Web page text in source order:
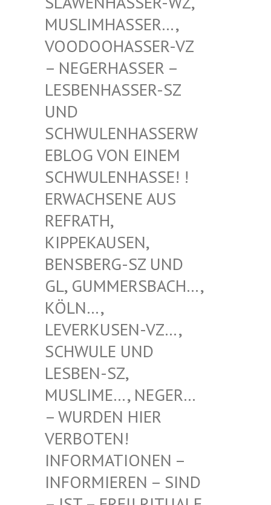
LIMHASSER…, VOO
DOOHASSER-VZ – N
EGERHASSER – LES
BENHASSER-SZ UND
SCH
WULENHASSERWEBL
OG VON EINEM SCH
WULENHASSE! ! ERW
ACHSENE AUS REF
RATH, KIP
PEKAUSEN, BEN
SBERG-SZ UND GL,
GUMMERSBACH…, KÖL
N…, LEV
ERKUSEN-VZ…, SCH
WULE UND LES
BEN-SZ, MUS
LIME…, NEGER… – W
URDEN HIER VER
BOTEN! INF
ORMATIONEN – INF
ORMIEREN – SIND – I